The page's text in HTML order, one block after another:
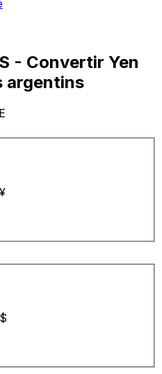
- Convertir Yen
argentins
¥
$